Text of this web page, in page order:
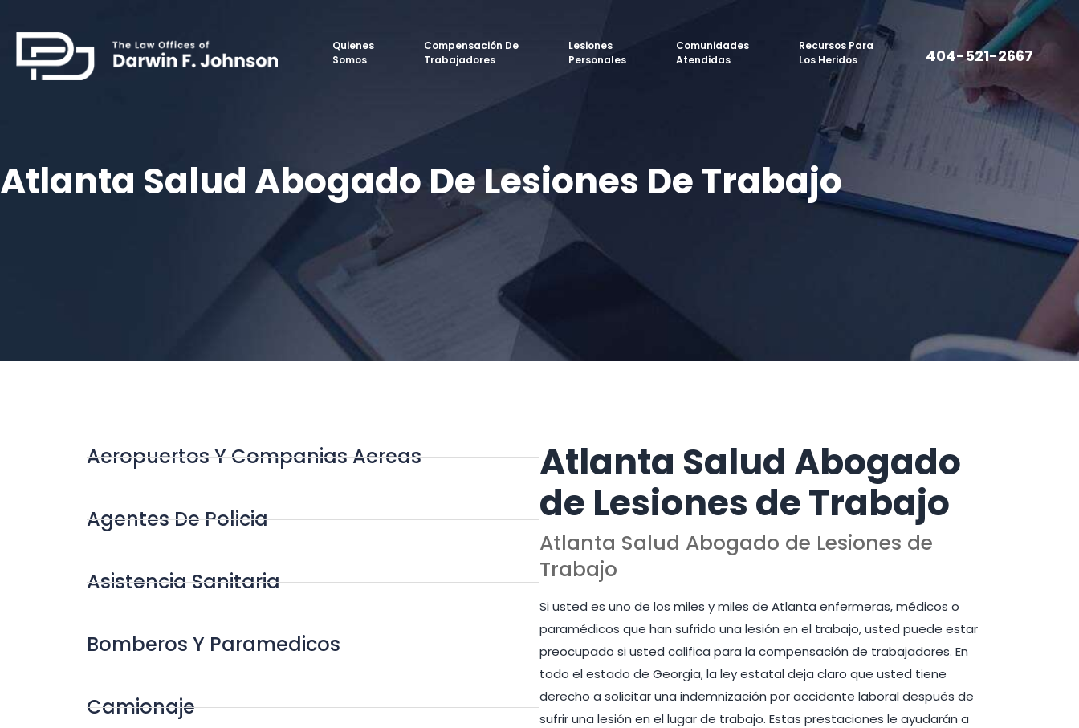
Quienes
Somos
Compensación De
Trabajadores
Lesiones
Personales
Comunidades
Atendidas
Recursos Para
Los Heridos
404-521-2667
Atlanta Salud Abogado De Lesiones De Trabajo
Aeropuertos Y Companias Aereas
Agentes De Policia
Asistencia Sanitaria
Bomberos Y Paramedicos
Camionaje
Atlanta Salud Abogado
de Lesiones de Trabajo
Atlanta Salud Abogado de Lesiones de
Trabajo
Si usted es uno de los miles y miles de Atlanta enfermeras, médicos o
paramédicos que han sufrido una lesión en el trabajo, usted puede estar
preocupado si usted califica para la compensación de trabajadores. En
todo el estado de Georgia, la ley estatal deja claro que usted tiene
derecho a solicitar una indemnización por accidente laboral después de
sufrir una lesión en el lugar de trabajo. Estas prestaciones le ayudarán a